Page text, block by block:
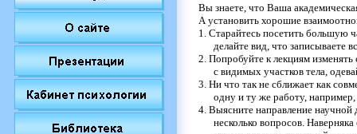
Вы знаете, что Ваша
А установить хорошие
1. Старайтесь посетить большую
делайте вид, что записываете
2. Попробуйте к лекциям изменять
с видимых участков тела,
3. Ни что так не сближает как
одну и ту же работу,
4. Выясните направление научной
несколько вопросов.